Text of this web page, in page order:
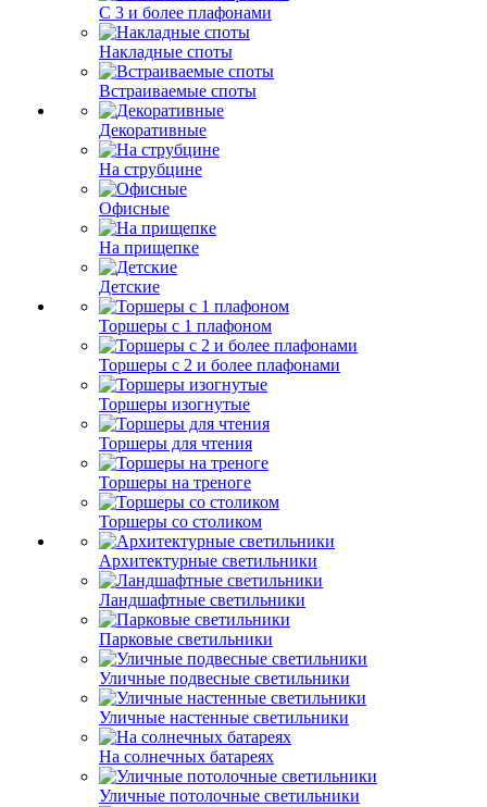
С 3 и более плафонами
Накладные споты
Встраиваемые споты
Декоративные
На струбцине
Офисные
На прищепке
Детские
Торшеры с 1 плафоном
Торшеры с 2 и более плафонами
Торшеры изогнутые
Торшеры для чтения
Торшеры на треноге
Торшеры со столиком
Архитектурные светильники
Ландшафтные светильники
Парковые светильники
Уличные подвесные светильники
Уличные настенные светильники
На солнечных батареях
Уличные потолочные светильники